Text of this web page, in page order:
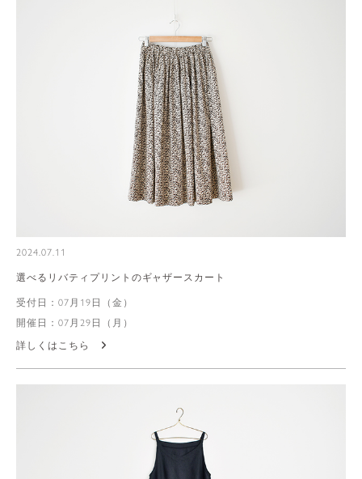
2024.07.11
選べるリバティプリントのギャザースカート
受付日：07月19日（金）
開催日：07月29日（月）
詳しくはこちら